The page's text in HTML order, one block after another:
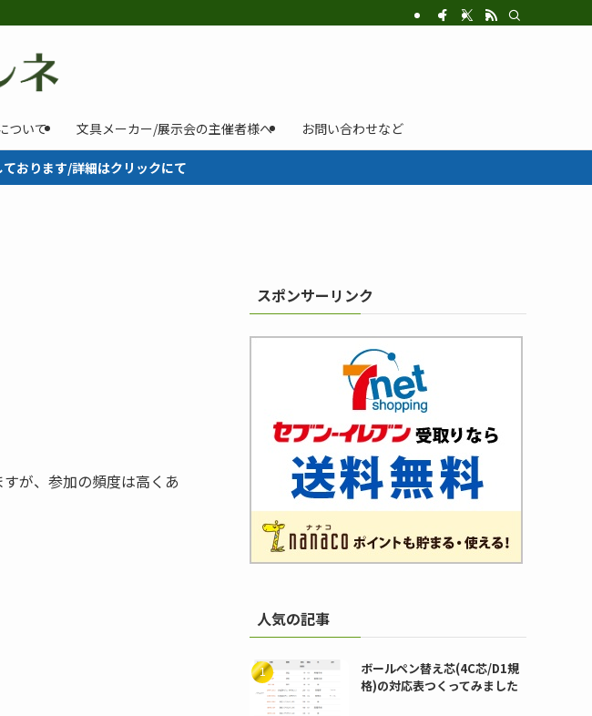
ついて 文具メーカー/展示会の主催者様へ お問い合わせなど
おります/詳細はクリックにて
が、参加の頻度は高くあ
スポンサーリンク
人気の記事
ボールペン替え芯(4C芯/D1規
格)の対応表つくってみました